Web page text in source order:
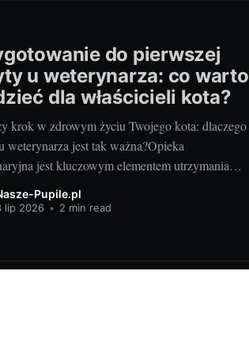
do pierwszej
u weterynarza: co warto
dla właścicieli kota?
krok w zdrowym życiu Twojego kota: dlaczego
weterynarza jest tak ważna?Opieka
jest kluczowym elementem utrzymania
i dobrostanu naszych czworonogów. Regularne
lekarza weterynarii służą nie tylko leczeniu
i niezależne, również
Pupile.pl
lip 2026 • 2 min read